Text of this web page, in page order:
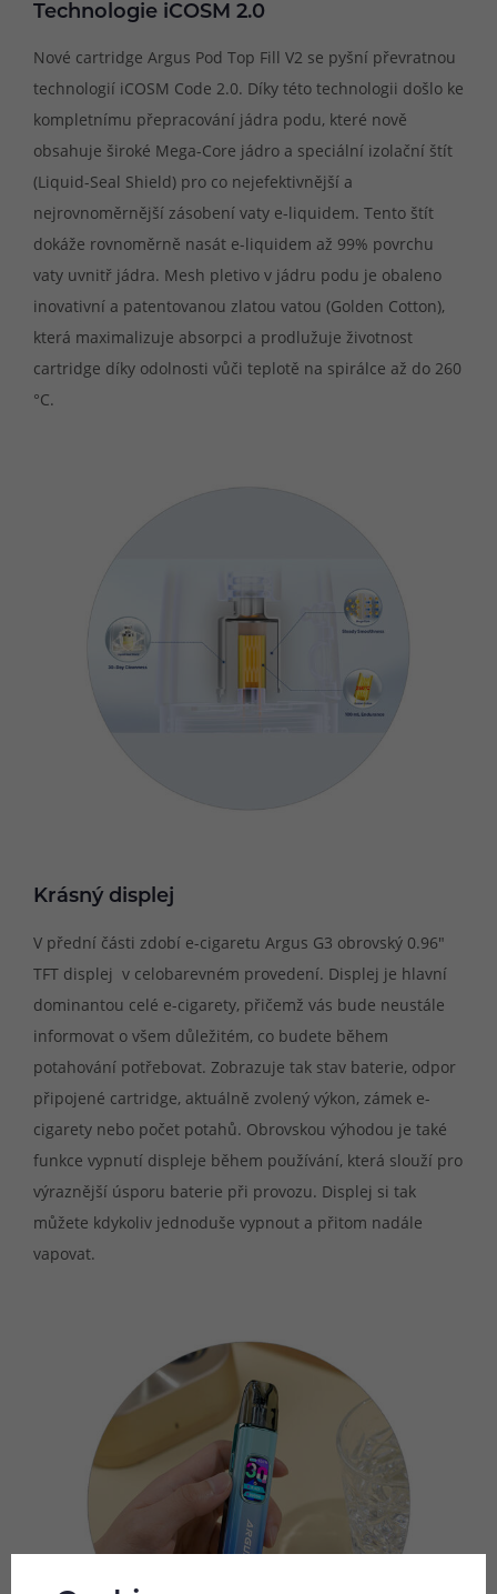
Technologie iCOSM 2.0
Nové cartridge Argus Pod Top Fill V2 se pyšní převratnou
technologií iCOSM Code 2.0. Díky této technologii došlo ke
kompletnímu přepracování jádra podu, které nově
obsahuje široké Mega-Core jádro a speciální izolační štít
(Liquid-Seal Shield) pro co nejefektivnější a
nejrovnoměrnější zásobení vaty e-liquidem. Tento štít
dokáže rovnoměrně nasát e-liquidem až 99% povrchu
vaty uvnitř jádra. Mesh pletivo v jádru podu je obaleno
inovativní a patentovanou zlatou vatou (Golden Cotton),
která maximalizuje absorpci a prodlužuje životnost
cartridge díky odolnosti vůči teplotě na spirálce až do 260
°C.
Krásný displej
V přední části zdobí e-cigaretu Argus G3 obrovský 0.96"
TFT displej v celobarevném provedení. Displej je hlavní
dominantou celé e-cigarety, přičemž vás bude neustále
informovat o všem důležitém, co budete během
potahování potřebovat. Zobrazuje tak stav baterie, odpor
připojené cartridge, aktuálně zvolený výkon, zámek e-
cigarety nebo počet potahů. Obrovskou výhodou je také
funkce vypnutí displeje během používání, která slouží pro
výraznější úsporu baterie při provozu. Displej si tak
můžete kdykoliv jednoduše vypnout a přitom nadále
vapovat.